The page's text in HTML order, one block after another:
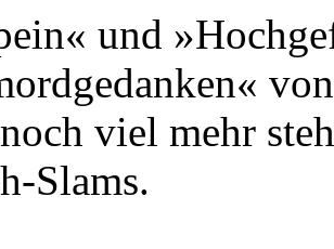
und
viel mehr
Slams.